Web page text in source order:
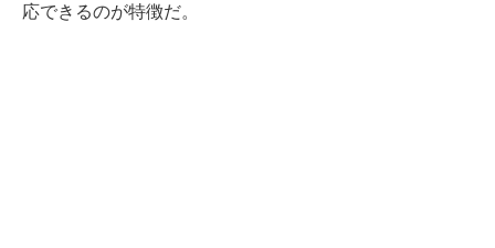
応できるのが特徴だ。